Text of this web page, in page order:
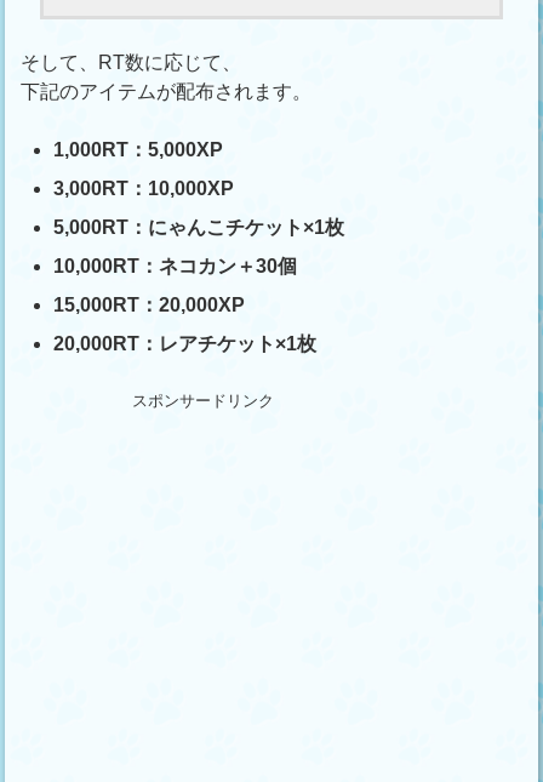
そして、RT数に応じて、
下記のアイテムが配布されます。
1,000RT：5,000XP
3,000RT：10,000XP
5,000RT：にゃんこチケット×1枚
10,000RT：ネコカン＋30個
15,000RT：20,000XP
20,000RT：レアチケット×1枚
スポンサードリンク